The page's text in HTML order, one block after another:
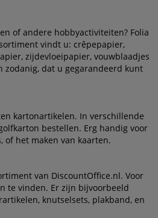
of andere hobbyactiviteiten? Folia
vindt u: crêpepapier,
zijdevloeipapier, vouwblaadjes
zodanig, dat u gegarandeerd kunt
kartonartikelen. In verschillende
bestellen. Erg handig voor
of het maken van kaarten.
van DiscountOffice.nl. Voor
te vinden. Er zijn bijvoorbeeld
knutselsets, plakband, en